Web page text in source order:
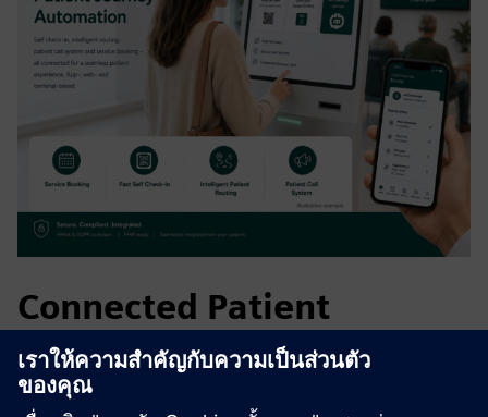
Connected Patient
Journey
Hospitals and clinics use heyPatient Advanced to